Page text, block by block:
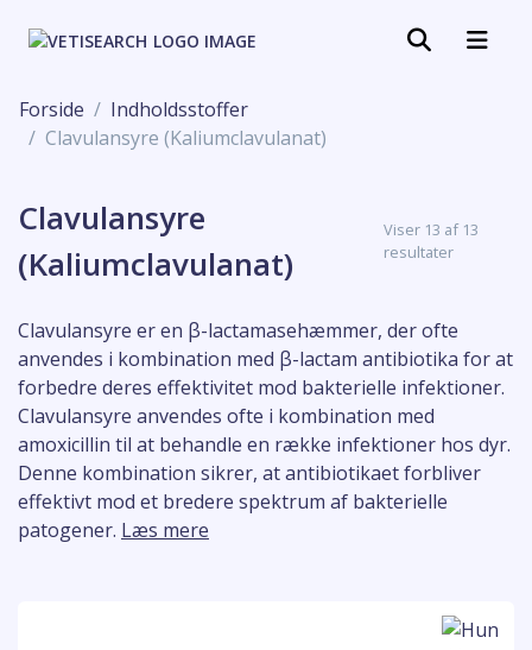
Forside
Indholdsstoffer
Clavulansyre (Kaliumclavulanat)
Clavulansyre
(Kaliumclavulanat)
Viser 13 af 13
resultater
Clavulansyre er en β-lactamasehæmmer, der ofte
anvendes i kombination med β-lactam antibiotika for at
forbedre deres effektivitet mod bakterielle infektioner.
Clavulansyre anvendes ofte i kombination med
amoxicillin til at behandle en række infektioner hos dyr.
Denne kombination sikrer, at antibiotikaet forbliver
effektivt mod et bredere spektrum af bakterielle
patogener. Læs mere